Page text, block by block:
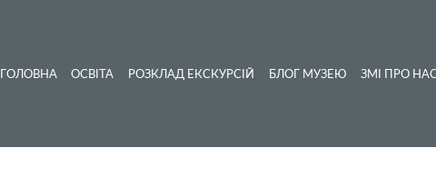
ГОЛОВНА ОСВІТА РОЗКЛАД ЕКСКУРСІЙ БЛОГ МУЗЕЮ ЗМІ ПРО